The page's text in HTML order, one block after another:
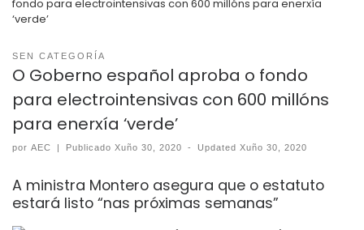
fondo para electrointensivas con 600 millóns para enerxía
‘verde’
SEN CATEGORÍA
O Goberno español aproba o fondo
para electrointensivas con 600 millóns
para enerxía ‘verde’
por AEC | PublicadoXuño 30, 2020 - UpdatedXuño 30, 2020
A ministra Montero asegura que o estatuto
estará listo “nas próximas semanas”